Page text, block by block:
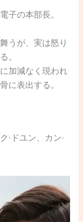
子の本部長。
うが、実は怒り
。
加減なく現われ
に表出する。
·ドユン、カン·